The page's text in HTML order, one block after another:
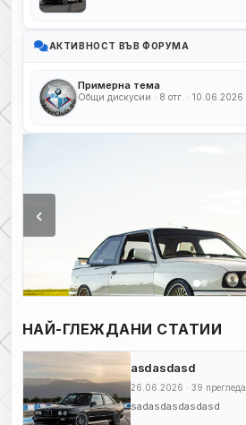
АКТИВНОСТ ВЪВ ФОРУМА
Примерна тема
Общи дискусии · 8 отг. · 10.06.2026
‹
НАЙ-ГЛЕЖДАНИ СТАТИИ
asdasdasd
26.06.2026 · 39 прегледа
sadasdasdasdasd